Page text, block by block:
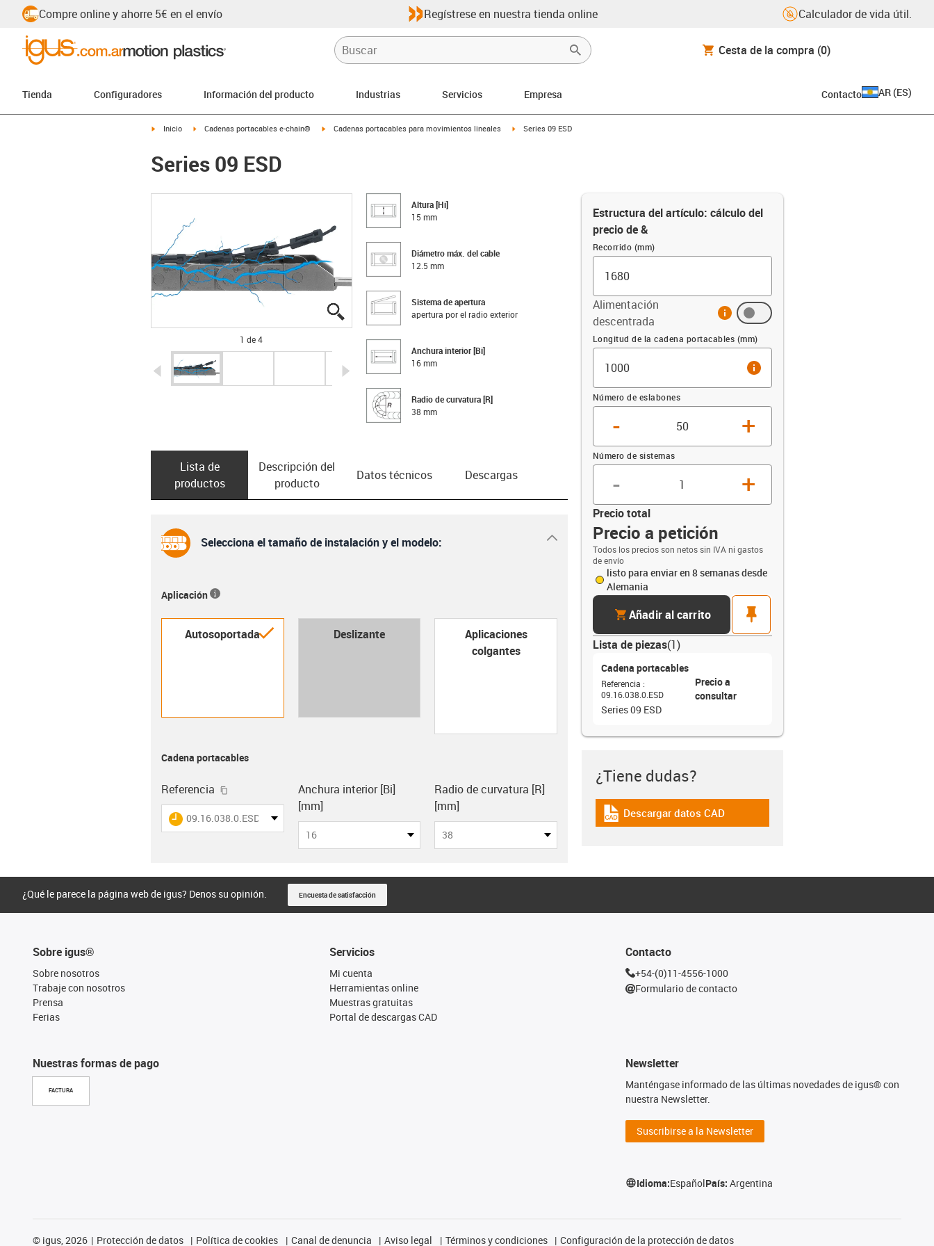
Compre online y ahorre 5€ en el envío Regístrese en nuestra tienda online Calculador de vida útil.
Cesta de la compra (0)
Tienda Configuradores Información del producto Industrias Servicios Empresa Contacto AR (ES)
igus-icon-arrow-right
Inicio igus-icon-arrow-right
Cadenas portacables e-chain® igus-icon-arrow-right
Cadenas portacables para movimientos lineales igus-icon-arrow-right
Series 09 ESD
Series 09 ESD
igus-icon-lupe
igus-icon-lupe
igus-icon-lupe
igus-icon-lupe
1 de 4
igus-icon-arrow-left igus-icon-arrow-right
Altura [Hi]
15 mm
Diámetro máx. del cable
12.5 mm
Sistema de apertura
apertura por el radio exterior
Anchura interior [Bi]
16 mm
Radio de curvatura [R]
38 mm
Estructura del artículo: cálculo del
precio de &
Recorrido (mm)
Alimentación
descentrada
info
Compensación (mm)
Longitud de la cadena portacables (mm)
info
Número de eslabones
- +
Número de sistemas
- +
Precio total
Precio a petición
Todos los precios son netos sin IVA ni gastos
de envío
listo para enviar en 8 semanas desde
Alemania
cartAñadir al carrito
pin
Lista de piezas(1)
Cadena portacables
Referencia :
09.16.038.0.ESD
Precio a
consultar
Series 09 ESD
¿Tiene dudas?
igus-icon-cad-dateien
Descargar datos CAD
Lista de
productos
Descripción del
producto
Datos técnicos Descargas
Selecciona el tamaño de instalación y el modelo: igus-icon-dropdown-up
Aplicación
igus-icon-check
Autosoportada Deslizante
Aplicaciones
colgantes
Cadena portacables
Referencia igus-icon-copy-clipboard
igus-icon-lieferzeit
09.16.038.0.ESD
Anchura interior [Bi]
[mm]
16
Radio de curvatura [R]
[mm]
38
¿Qué le parece la página web de igus? Denos su opinión. Encuesta de satisfacción
Sobre igus®
Sobre nosotros
Trabaje con nosotros
Prensa
Ferias
Nuestras formas de pago
FACTURA
Servicios
Mi cuenta
Herramientas online
Muestras gratuitas
Portal de descargas CAD
Contacto
+54-(0)11-4556-1000
Formulario de contacto
Newsletter
Manténgase informado de las últimas novedades de igus® con
nuestra Newsletter.
Suscribirse a la Newsletter
Idioma:EspañolPaís:Argentina
© igus, 2026 Protección de datos Política de cookies Canal de denuncia Aviso legal Términos y condiciones Configuración de la protección de datos